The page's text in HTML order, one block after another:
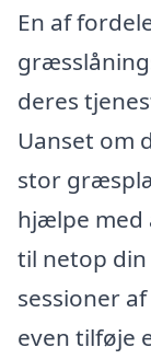
En af
deres
Uanset om
stor
hjælpe med
til netop
sessioner
even tilføje